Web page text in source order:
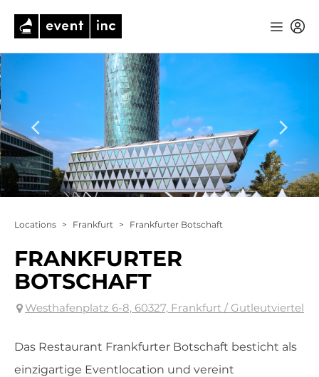
Locations > Frankfurt > Frankfurter Botschaft
FRANKFURTER
BOTSCHAFT
Westhafenplatz 6-8, 60327, Frankfurt / Gutleutviertel
Das Restaurant Frankfurter Botschaft besticht als
einzigartige Eventlocation und vereint